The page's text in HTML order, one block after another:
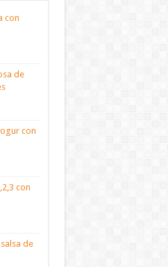
con
de
con
con
de